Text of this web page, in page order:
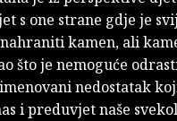
s one strane gdje je
kamen, ali
što je nemoguće
nedostatak
i preduvjet naše